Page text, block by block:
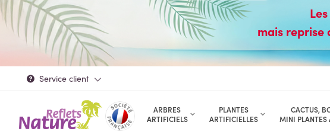
mais
Service client
ARBRES
ARTIFICIELS
PLANTES
ARTIFICIELLES
CACTUS,
MINI PLANTES